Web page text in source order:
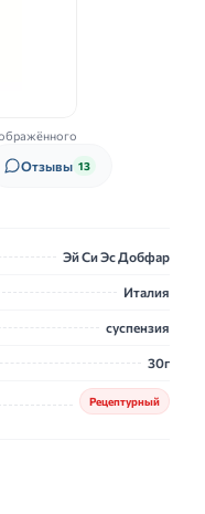
Отзывы 13
Эй Си Эс Добфар
Италия
суспензия
30г
Рецептурный